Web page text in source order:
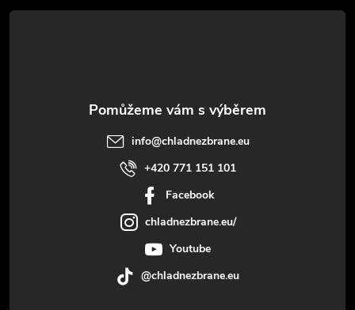
info@chladnezbrane.eu
+420 771 151 101
Facebook
chladnezbrane.eu/
Youtube
@chladnezbrane.eu